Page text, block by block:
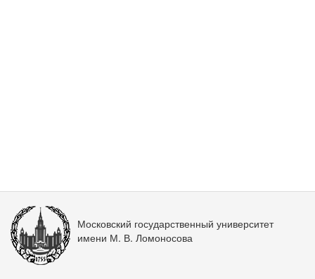
Московский государственный университет
имени М. В. Ломоносова